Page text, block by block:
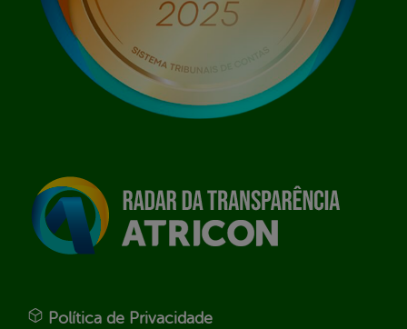
Política de Privacidade